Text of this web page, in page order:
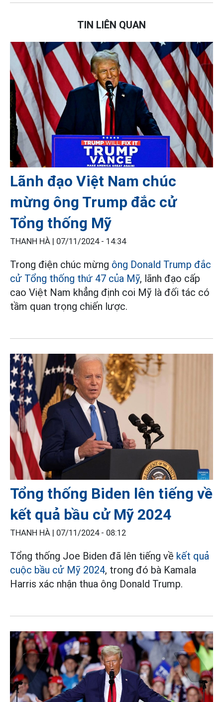
TIN LIÊN QUAN
Lãnh đạo Việt Nam chúc
mừng ông Trump đắc cử
Tổng thống Mỹ
THANH HÀ | 07/11/2024 - 14:34
Trong điện chúc mừng ông Donald Trump đắc
cử Tổng thống thứ 47 của Mỹ, lãnh đạo cấp
cao Việt Nam khẳng định coi Mỹ là đối tác có
tầm quan trọng chiến lược.
Tổng thống Biden lên tiếng về
kết quả bầu cử Mỹ 2024
THANH HÀ | 07/11/2024 - 08:12
Tổng thống Joe Biden đã lên tiếng về kết quả
cuộc bầu cử Mỹ 2024, trong đó bà Kamala
Harris xác nhận thua ông Donald Trump.